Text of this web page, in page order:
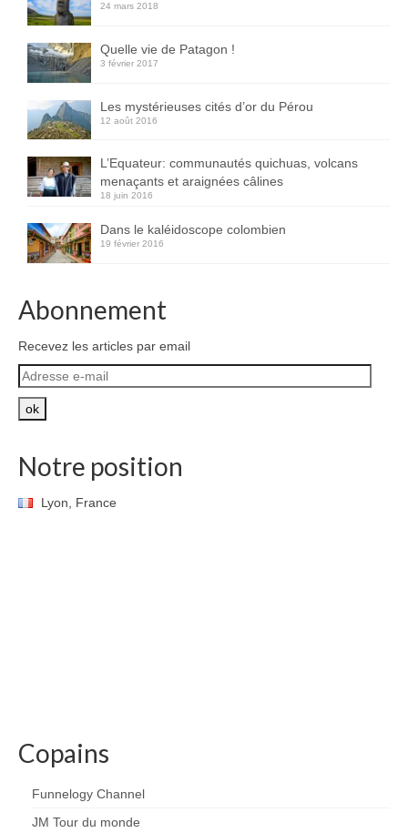
24 mars 2018
Quelle vie de Patagon !
3 février 2017
Les mystérieuses cités d’or du Pérou
12 août 2016
L’Equateur: communautés quichuas, volcans
menaçants et araignées câlines
18 juin 2016
Dans le kaléidoscope colombien
19 février 2016
Abonnement
Recevez les articles par email
Adresse
e-
mail
ok
Notre position
Lyon, France
Copains
Funnelogy Channel
JM Tour du monde